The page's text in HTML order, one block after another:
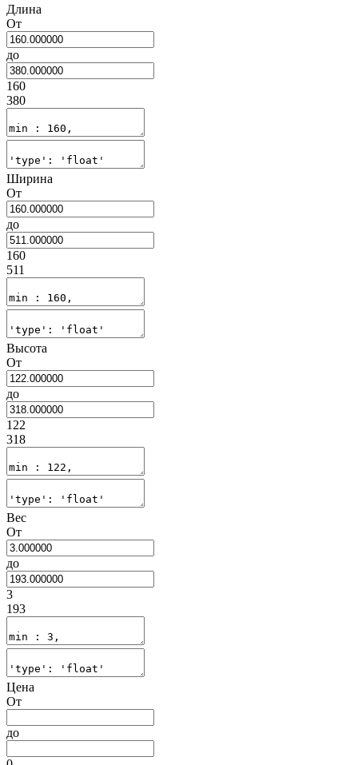
Длина
От
до
160
380
Ширина
От
до
160
511
Высота
От
до
122
318
Вес
От
до
3
193
Цена
От
до